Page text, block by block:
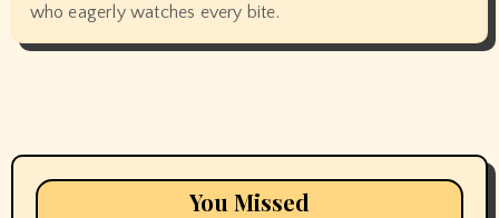
who eagerly watches every bite.
You Missed